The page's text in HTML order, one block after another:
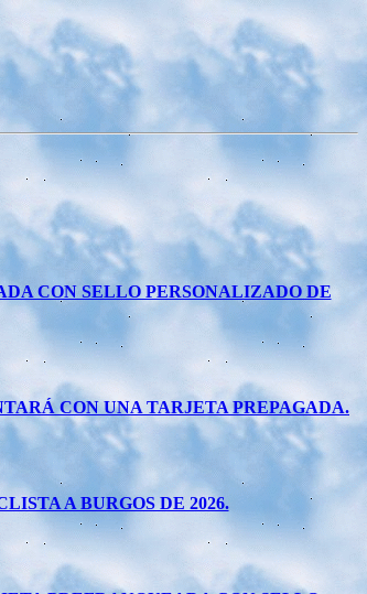
CON SELLO PERSONALIZADO DE
CON UNA TARJETA PREPAGADA.
A BURGOS DE 2026.